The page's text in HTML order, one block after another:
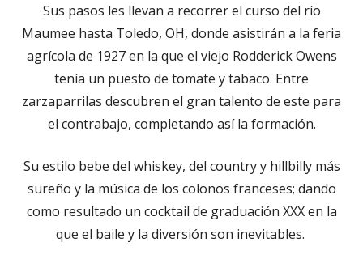
Sus pasos les llevan a recorrer el curso del río
Maumee hasta Toledo, OH, donde asistirán a la feria
agrícola de 1927 en la que el viejo Rodderick Owens
tenía un puesto de tomate y tabaco. Entre
zarzaparrilas descubren el gran talento de este para
el contrabajo, completando así la formación.
Su estilo bebe del whiskey, del country y hillbilly más
sureño y la música de los colonos franceses; dando
como resultado un cocktail de graduación XXX en la
que el baile y la diversión son inevitables.